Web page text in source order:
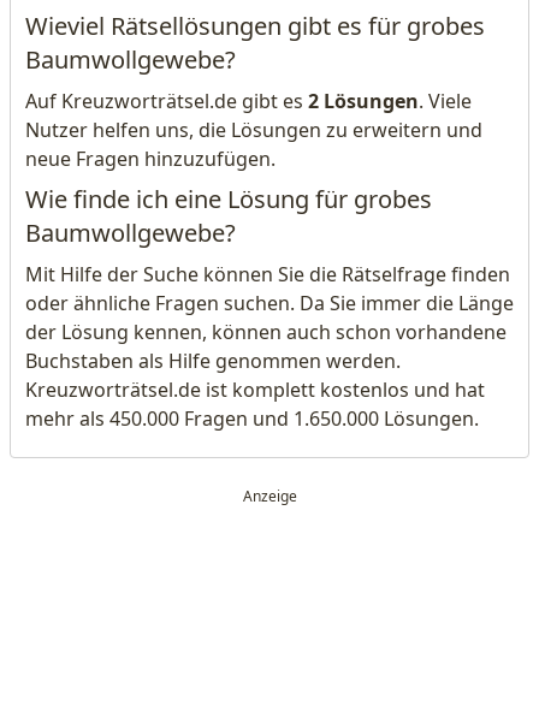
Wieviel Rätsellösungen gibt es für grobes
Baumwollgewebe?
Auf Kreuzworträtsel.de gibt es 2 Lösungen. Viele
Nutzer helfen uns, die Lösungen zu erweitern und
neue Fragen hinzuzufügen.
Wie finde ich eine Lösung für grobes
Baumwollgewebe?
Mit Hilfe der Suche können Sie die Rätselfrage finden
oder ähnliche Fragen suchen. Da Sie immer die Länge
der Lösung kennen, können auch schon vorhandene
Buchstaben als Hilfe genommen werden.
Kreuzworträtsel.de ist komplett kostenlos und hat
mehr als 450.000 Fragen und 1.650.000 Lösungen.